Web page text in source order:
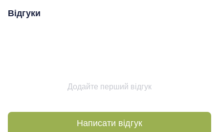
Відгуки
Додайте перший відгук
Написати відгук